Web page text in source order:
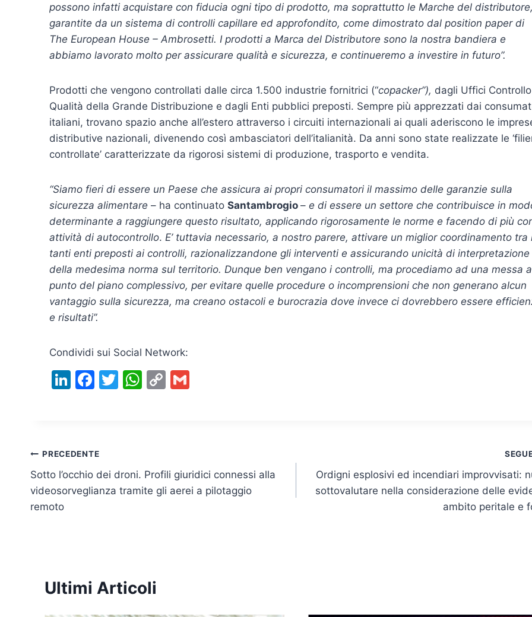
possono infatti acquistare con fiducia ogni tipo di prodotto, ma soprattutto le Marche del
garantite da un sistema di controlli capillare ed approfondito, come dimostrato dal position paper di
The European House – Ambrosetti. I prodotti a Marca del Distributore sono la nostra bandiera e
abbiamo lavorato molto per assicurare qualità e sicurezza, e continueremo a investire in futuro”.
Prodotti che vengono controllati dalle circa 1.500 industrie fornitrici (“copacker”), dagli Uffici Controllo
Qualità della Grande Distribuzione e dagli Enti pubblici preposti. Sempre più apprezzati dai
italiani, trovano spazio anche all’estero attraverso i circuiti internazionali ai quali aderiscono le
distributive nazionali, divenendo così ambasciatori dell’italianità. Da anni sono state realizzate le
controllate’ caratterizzate da rigorosi sistemi di produzione, trasporto e vendita.
“Siamo fieri di essere un Paese che assicura ai propri consumatori il massimo delle garanzie sulla
sicurezza alimentare – ha continuato Santambrogio – e di essere un settore che contribuisce in
determinante a raggiungere questo risultato, applicando rigorosamente le norme e facendo di più
attività di autocontrollo. E’ tuttavia necessario, a nostro parere, attivare un miglior coordinamento tra
tanti enti preposti ai controlli, razionalizzandone gli interventi e assicurando unicità di interpretazione
della medesima norma sul territorio. Dunque ben vengano i controlli, ma procediamo ad una messa a
punto del piano complessivo, per evitare quelle procedure o incomprensioni che non generano alcun
vantaggio sulla sicurezza, ma creano ostacoli e burocrazia dove invece ci dovrebbero essere
e risultati”.
Condividi sui Social Network:
Li
dI
n
F
b
o
o
T
W
p
p
C
n
k
Navigazione
articoli
PRECEDENTE
Sotto l’occhio dei droni. Profili giuridici connessi alla
videosorveglianza tramite gli aerei a pilotaggio
remoto
Ordigni esplosivi ed incendiari improvvisati:
sottovalutare nella considerazione delle
ambito peritale e
Ultimi Articoli